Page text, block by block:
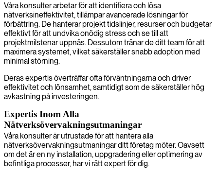
Våra konsulter arbetar för att identifiera och lösa
nätverksineffektivitet, tillämpar avancerade lösningar för
förbättring. De hanterar projekt tidslinjer, resurser och budgetar
effektivt för att undvika onödig stress och se till att
projektmilstenar uppnås. Dessutom tränar de ditt team för att
maximera systemet, vilket säkerställer snabb adoption med
minimal störning.
Deras expertis överträffar ofta förväntningarna och driver
effektivitet och lönsamhet, samtidigt som de säkerställer hög
avkastning på investeringen.
Expertis Inom Alla
Nätverksövervakningsutmaningar
Våra konsulter är utrustade för att hantera alla
nätverksövervakningsutmaningar ditt företag möter. Oavsett
om det är en ny installation, uppgradering eller optimering av
befintliga processer, har vi rätt expert för dig.